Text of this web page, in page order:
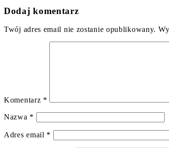
Dodaj komentarz
Twój adres email nie zostanie opublikowany.
Komentarz *
Nazwa *
Adres email *